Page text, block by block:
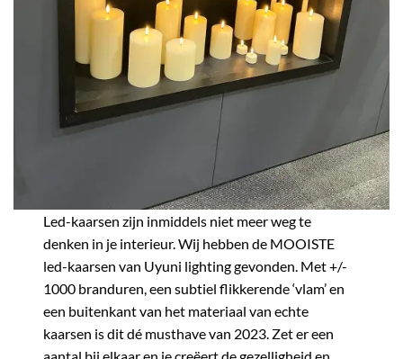
Led-kaarsen zijn inmiddels niet meer weg te
denken in je interieur. Wij hebben de MOOISTE
led-kaarsen van Uyuni lighting gevonden. Met +/-
1000 branduren, een subtiel flikkerende ‘vlam’ en
een buitenkant van het materiaal van echte
kaarsen is dit dé musthave van 2023. Zet er een